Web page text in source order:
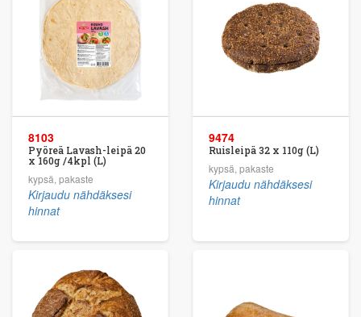
8103
Pyöreä Lavash-leipä 20
x 160g /4kpl (L)
kypsä, pakaste
Kirjaudu nähdäksesi
hinnat
9474
Ruisleipä 32 x 110g (L)
kypsä, pakaste
Kirjaudu nähdäksesi
hinnat